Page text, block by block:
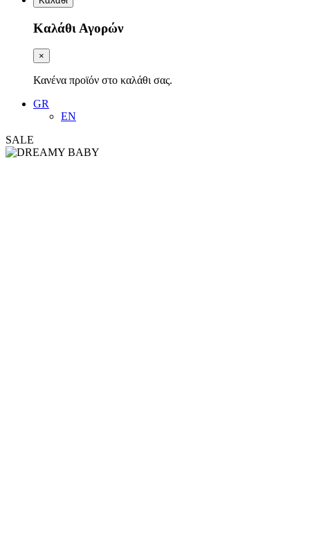
Καλάθι Αγορών
×
Κανένα προϊόν στο καλάθι σας.
GR
EN
SALE